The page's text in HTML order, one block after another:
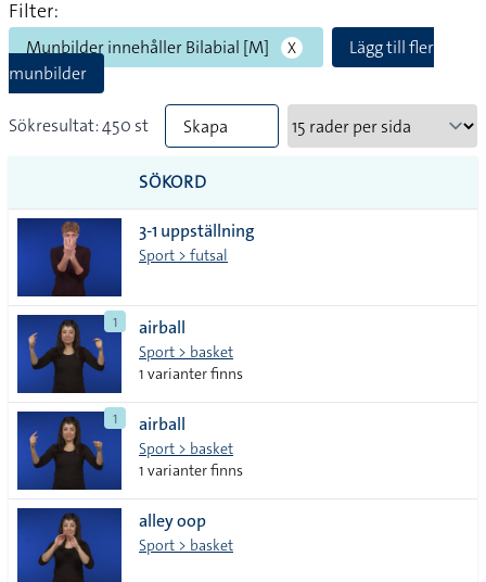
Filter:
Munbilder innehåller Bilabial [M] X
Lägg till fler
munbilder
Sökresultat: 450 st
Skapa
PDF
SÖKORD
3-1 uppställning
Sport > futsal
1 airball
Sport > basket
1 varianter finns
1 airball
Sport > basket
1 varianter finns
alley oop
Sport > basket